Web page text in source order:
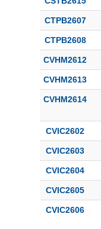
CTPB2607
CTPB2608
CVHM2612
CVHM2613
CVHM2614
CVIC2602
CVIC2603
CVIC2604
CVIC2605
CVIC2606